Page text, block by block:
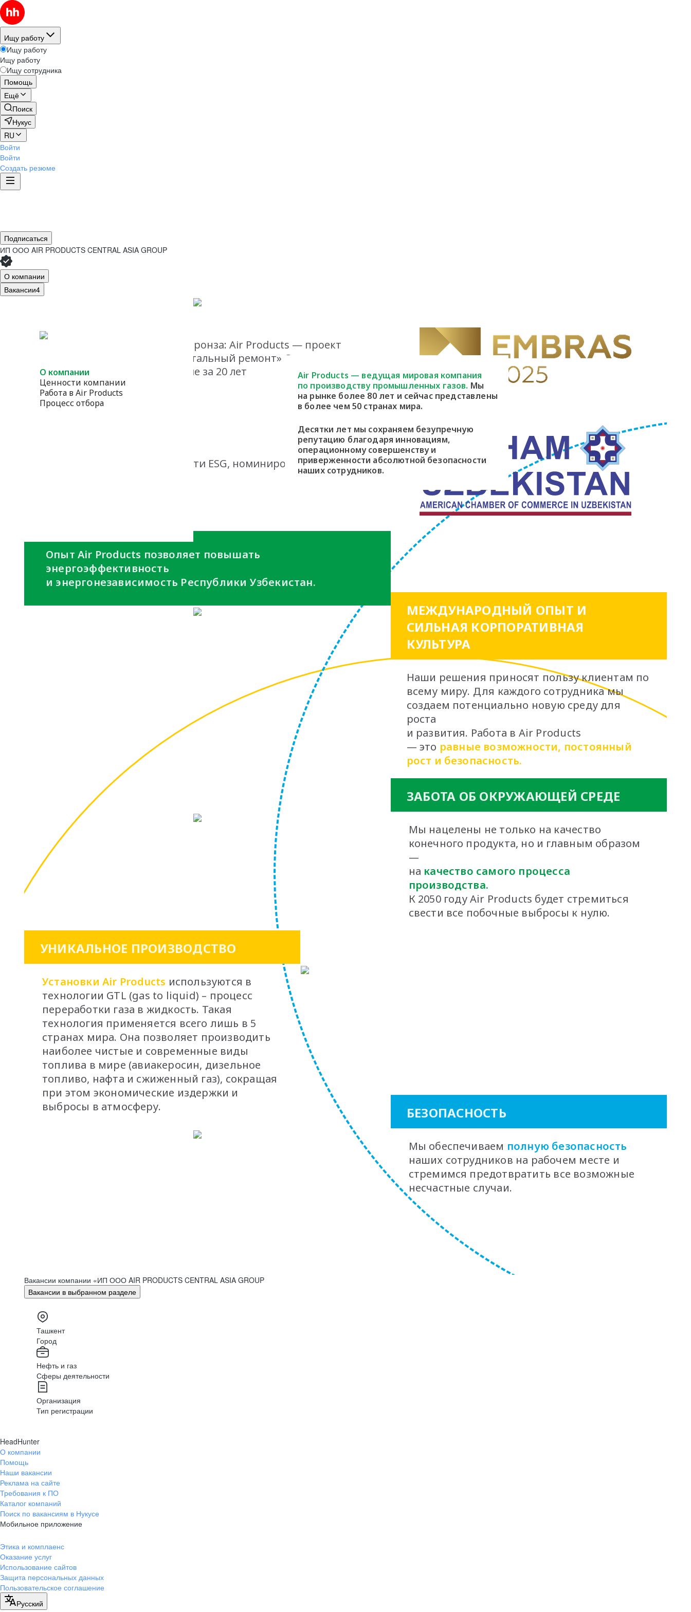
Ищу работу
Ищу работу
Ищу работу
Ищу сотрудника
Помощь
Ещё
Поиск
Нукус
RU
Войти
Войти
Создать резюме
Подписаться
ИП ООО AIR PRODUCTS CENTRAL ASIA GROUP
О компании
Вакансии4
О компании
Ценности компании
Работа в Air Products
Процесс отбора
Air Products — ведущая мировая компания
по производству промышленных газов. Мы
на рынке более 80 лет и сейчас представлены
в более чем 50 странах мира.
Десятки лет мы сохраняем безупречную
репутацию благодаря инновациям,
операционному совершенству и
приверженности абсолютной безопасности
наших сотрудников.
- Бронза: Air Products — проект
«Turnaround (TAR) – Капитальный ремонт» Самое
масштабное обслуживание за 20 лет
AmCham - премия в области ESG, номинировался Navoi
Опыт Air Products позволяет повышать
энергоэффективность
и энергонезависимость Республики Узбекистан.
МЕЖДУНАРОДНЫЙ ОПЫТ И
СИЛЬНАЯ КОРПОРАТИВНАЯ
КУЛЬТУРА
Наши решения приносят пользу клиентам по
всему миру. Для каждого сотрудника мы
создаем потенциально новую среду для
роста
и развития. Работа в Air Products
— это равные возможности, постоянный
рост и безопасность.
ЗАБОТА ОБ ОКРУЖАЮЩЕЙ СРЕДЕ
Мы нацелены не только на качество
конечного продукта, но и главным образом
—
на качество самого процесса
производства.
К 2050 году Air Products будет стремиться
свести все побочные выбросы к нулю.
УНИКАЛЬНОЕ ПРОИЗВОДСТВО
Установки Air Products используются в
технологии GTL (gas to liquid) – процесс
переработки газа в жидкость. Такая
технология применяется всего лишь в 5
странах мира. Она позволяет производить
наиболее чистые и современные виды
топлива в мире (авиакеросин, дизельное
топливо, нафта и сжиженный газ), сокращая
при этом экономические издержки и
выбросы в атмосферу.
БЕЗОПАСНОСТЬ
Мы обеспечиваем полную безопасность
наших сотрудников на рабочем месте и
стремимся предотвратить все возможные
несчастные случаи.
Вакансии компании «ИП ООО AIR PRODUCTS CENTRAL ASIA GROUP
Вакансии в выбранном разделе
Ташкент
Город
Нефть и газ
Сферы деятельности
Организация
Тип регистрации
HeadHunter
О компании
Помощь
Наши вакансии
Реклама на сайте
Требования к ПО
Каталог компаний
Поиск по вакансиям в Нукусе
Мобильное приложение
Этика и комплаенс
Оказание услуг
Использование сайтов
Защита персональных данных
Пользовательское соглашение
Русский